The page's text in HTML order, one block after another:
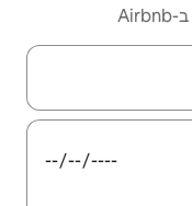
תנועות מגע או החלקה.